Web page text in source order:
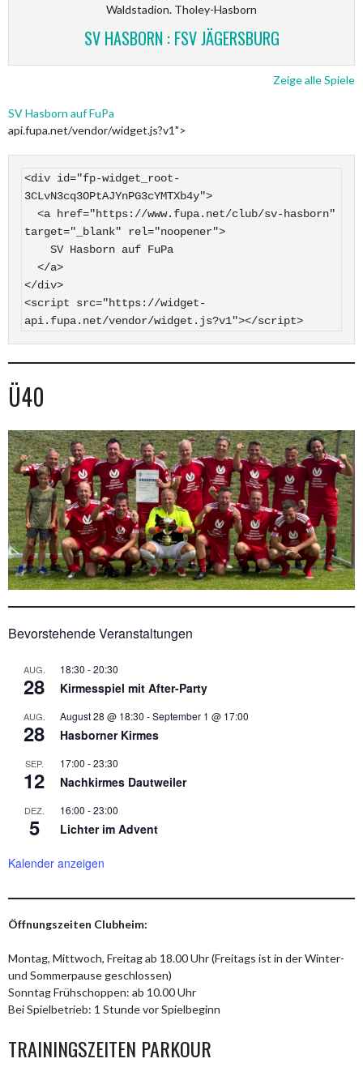
Waldstadion. Tholey-Hasborn
SV HASBORN : FSV JÄGERSBURG
Zeige alle Spiele
SV Hasborn auf FuPa
api.fupa.net/vendor/widget.js?v1">
<div id="fp-widget_root-
3CLvN3cq3OPtAJYnPG3cYMTXb4y">
target="_blank" rel="noopener">
</div>
<script src="https://widget-
api.fupa.net/vendor/widget.js?v1"></script>
Ü40
Bevorstehende Veranstaltungen
AUG.
28
18:30 -20:30
Kirmesspiel mit After-Party
AUG.
28
August 28 @ 18:30 -September 1 @ 17:00
Hasborner Kirmes
SEP.
12
17:00 -23:30
Nachkirmes Dautweiler
DEZ.
5
16:00 -23:00
Lichter im Advent
Kalender anzeigen
Öffnungszeiten Clubheim:
Montag, Mittwoch, Freitag ab 18.00 Uhr (Freitags ist in der Winter-
und Sommerpause geschlossen)
Sonntag Frühschoppen: ab 10.00 Uhr
Bei Spielbetrieb: 1 Stunde vor Spielbeginn
TRAININGSZEITEN PARKOUR